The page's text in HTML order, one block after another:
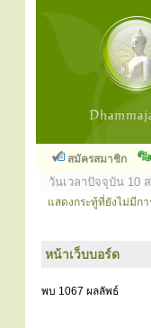
สมัครสมาชิก
วันเวลาปัจจุบัน 10
แสดงกระทู้ที่ยังไม่มีก
หน้าเว็บบอร์ด
พบ 1067 ผลลัพธ์